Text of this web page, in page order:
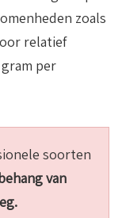
zoals
relatief
per
soorten
van